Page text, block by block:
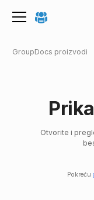
GroupDocs proizvodi
Otvorite i
Pokreću